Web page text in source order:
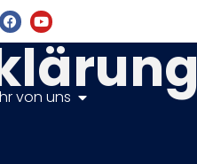
von uns